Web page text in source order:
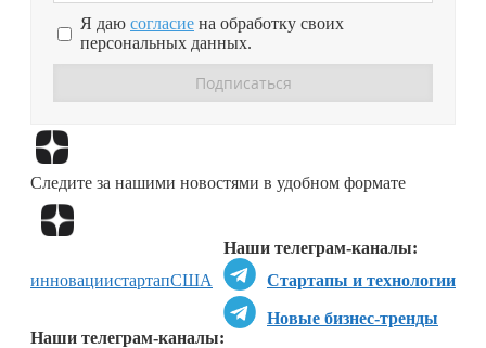
Я даю согласие на обработку своих
персональных данных.
Следите за нашими новостями в удобном формате
Наши телеграм-каналы:
Стартапы и технологии
Новые бизнес-тренды
Наши телеграм-каналы:
инновациистартапСША